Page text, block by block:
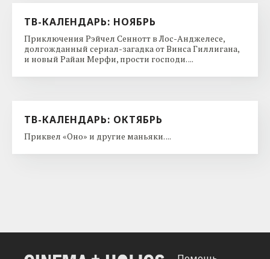
ТВ-КАЛЕНДАРЬ: НОЯБРЬ
Приключения Рэйчел Сеннотт в Лос-Анджелесе,
долгожданный сериал-загадка от Винса Гиллигана,
и новый Райан Мерфи, прости господи. ...
ТВ-КАЛЕНДАРЬ: ОКТЯБРЬ
Приквел «Оно» и другие маньяки. ...